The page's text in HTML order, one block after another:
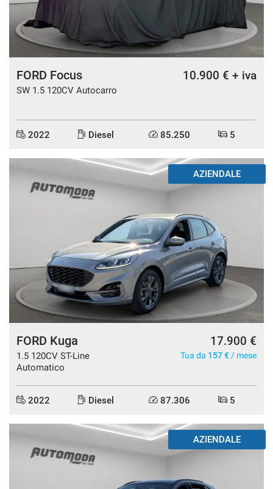
FORD Focus
SW 1.5 120CV Autocarro
10.900 € + iva
2022 Diesel 85.250 5
AZIENDALE
FORD Kuga
1.5 120CV ST-Line
Automatico
17.900 €
Tua da 157 € / mese
2022 Diesel 87.306 5
AZIENDALE